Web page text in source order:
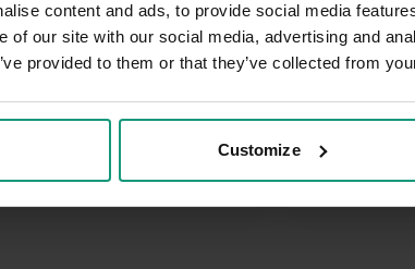
content and ads, to provide social media
of our site with our social media, advertising and
provided to them or that they’ve collected from
Customize
5.0
4
3
2